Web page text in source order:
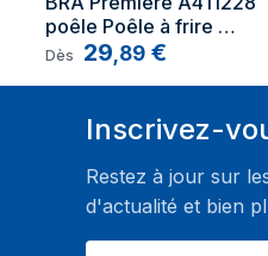
poêle Poêle à frire
Gourmet Rond
Dès 29,89 €
Inscrivez-
Restez à jour sur
d'actualité et bien